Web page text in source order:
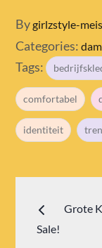
Bygirlzstyle-
Categories:
Tags:
comfortabel
identiteit
navigatie
Grote
Sale!